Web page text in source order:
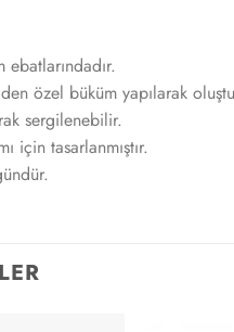
özel büküm yapılarak
sergilenebilir.
için tasarlanmıştır.